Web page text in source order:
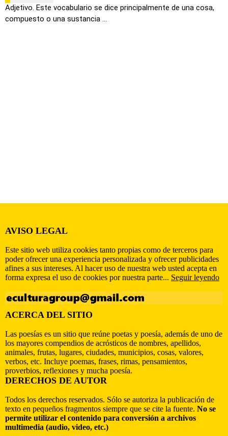
Adjetivo. Este vocabulario se dice principalmente de una cosa,
compuesto o una sustancia ...
AVISO LEGAL
Este sitio web utiliza cookies tanto propias como de terceros para
poder ofrecer una experiencia personalizada y ofrecer publicidades
afines a sus intereses. Al hacer uso de nuestra web usted acepta en
forma expresa el uso de cookies por nuestra parte... Seguir leyendo
ACERCA DEL SITIO
Las poesías es un sitio que reúne poetas y poesía, además de uno de
los mayores compendios de acrósticos de nombres, apellidos,
animales, frutas, lugares, ciudades, municipios, cosas, valores,
verbos, etc. Incluye poemas, frases, rimas, pensamientos,
proverbios, reflexiones y mucha poesía.
DERECHOS DE AUTOR
Todos los derechos reservados. Sólo se autoriza la publicación de
texto en pequeños fragmentos siempre que se cite la fuente. No se
permite utilizar el contenido para conversión a archivos
multimedia (audio, video, etc.)